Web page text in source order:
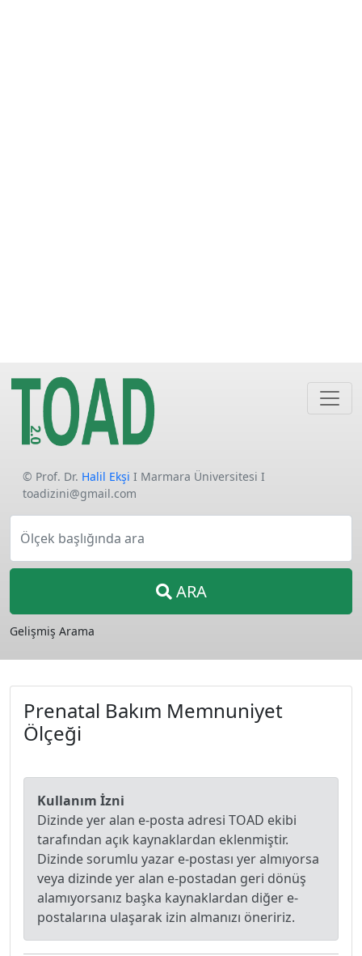
© Prof. Dr. Halil Ekşi I Marmara Üniversitesi I
toadizini@gmail.com
Ölçek başlığında ara
ARA
Gelişmiş Arama
Prenatal Bakım Memnuniyet
Ölçeği
Kullanım İzni
Dizinde yer alan e-posta adresi TOAD ekibi
tarafından açık kaynaklardan eklenmiştir.
Dizinde sorumlu yazar e-postası yer almıyorsa
veya dizinde yer alan e-postadan geri dönüş
alamıyorsanız başka kaynaklardan diğer e-
postalarına ulaşarak izin almanızı öneririz.